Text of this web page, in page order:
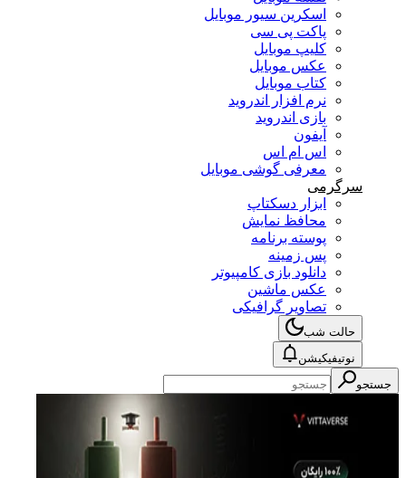
اسکرین سیور موبایل
پاکت پی سی
کلیپ موبایل
عکس موبایل
کتاب موبایل
نرم افزار اندروید
بازی اندروید
آیفون
اس ام اس
معرفی گوشی موبایل
سرگرمی
ابزار دسکتاپ
محافظ نمایش
پوسته برنامه
پس زمینه
دانلود بازی کامپیوتر
عکس ماشین
تصاویر گرافیکی
حالت شب
نوتیفیکیشن
جستجو